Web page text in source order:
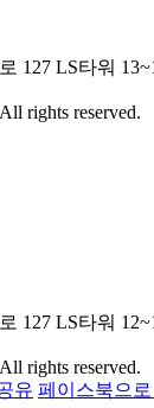
127 LS타워
rights reserved.
127 LS타워
rights reserved.
유 페이스북으